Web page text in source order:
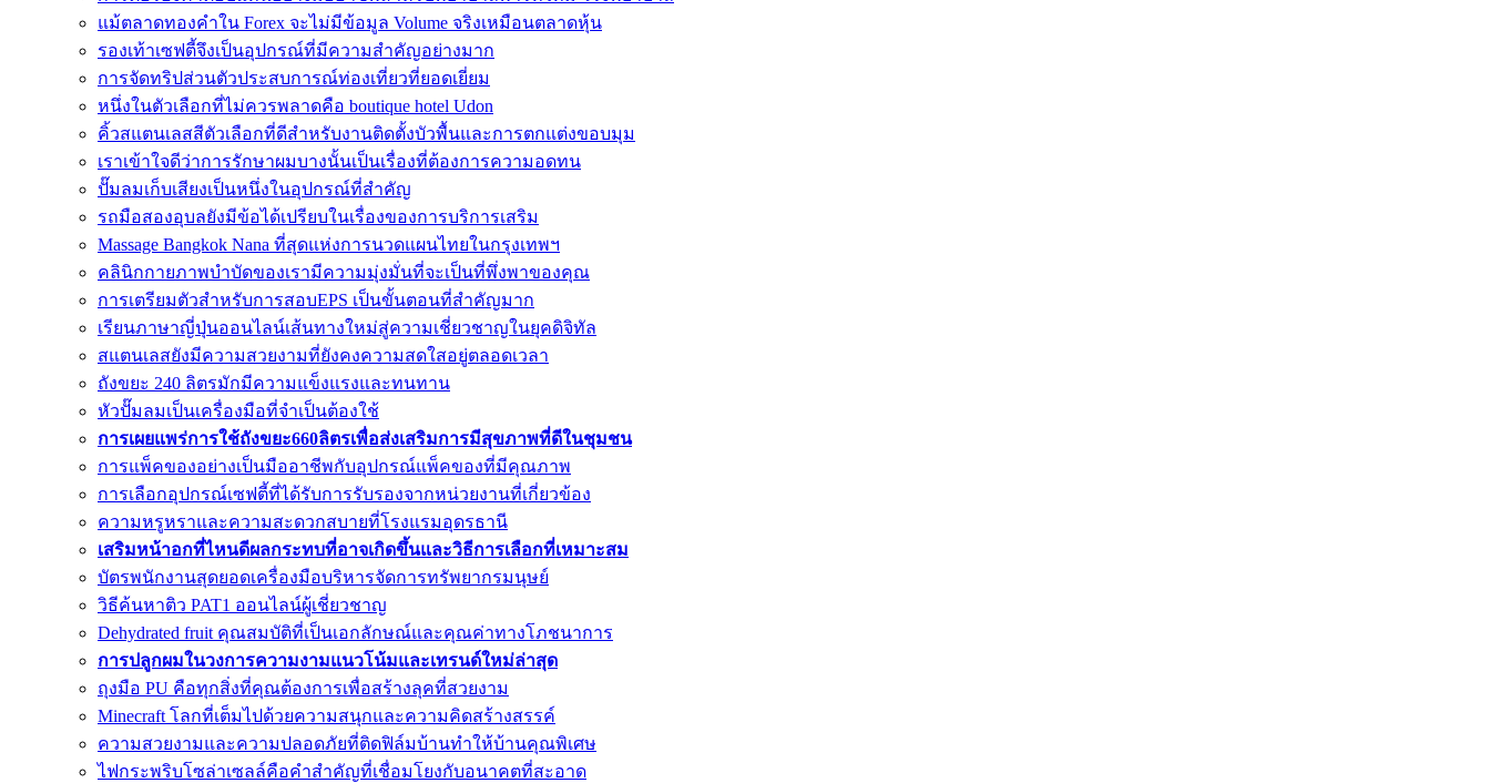
แม้ตลาดทองคำใน Forex จะไม่มีข้อมูล Volume จริงเหมือนตลาดหุ้น
รองเท้าเซฟตี้จึงเป็นอุปกรณ์ที่มีความสำคัญอย่างมาก
การจัดทริปส่วนตัวประสบการณ์ท่องเที่ยวที่ยอดเยี่ยม
หนึ่งในตัวเลือกที่ไม่ควรพลาดคือ boutique hotel Udon
คิ้วสแตนเลสสีตัวเลือกที่ดีสำหรับงานติดตั้งบัวพื้นและการตกแต่งขอบมุม
เราเข้าใจดีว่าการรักษาผมบางนั้นเป็นเรื่องที่ต้องการความอดทน
ปั๊มลมเก็บเสียงเป็นหนึ่งในอุปกรณ์ที่สำคัญ
รถมือสองอุบลยังมีข้อได้เปรียบในเรื่องของการบริการเสริม
Massage Bangkok Nana ที่สุดแห่งการนวดแผนไทยในกรุงเทพฯ
คลินิกกายภาพบำบัดของเรามีความมุ่งมั่นที่จะเป็นที่พึ่งพาของคุณ
การเตรียมตัวสำหรับการสอบEPS เป็นขั้นตอนที่สำคัญมาก
เรียนภาษาญี่ปุ่นออนไลน์เส้นทางใหม่สู่ความเชี่ยวชาญในยุคดิจิทัล
สแตนเลสยังมีความสวยงามที่ยังคงความสดใสอยู่ตลอดเวลา
ถังขยะ 240 ลิตรมักมีความแข็งแรงและทนทาน
หัวปั๊มลมเป็นเครื่องมือที่จำเป็นต้องใช้
การเผยแพร่การใช้ถังขยะ660ลิตรเพื่อส่งเสริมการมีสุขภาพที่ดีในชุมชน
การแพ็คของอย่างเป็นมืออาชีพกับอุปกรณ์แพ็คของที่มีคุณภาพ
การเลือกอุปกรณ์เซฟตี้ที่ได้รับการรับรองจากหน่วยงานที่เกี่ยวข้อง
ความหรูหราและความสะดวกสบายที่โรงแรมอุดรธานี
เสริมหน้าอกที่ไหนดีผลกระทบที่อาจเกิดขึ้นและวิธีการเลือกที่เหมาะสม
บัตรพนักงานสุดยอดเครื่องมือบริหารจัดการทรัพยากรมนุษย์
วิธีค้นหาติว PAT1 ออนไลน์ผู้เชี่ยวชาญ
Dehydrated fruit คุณสมบัติที่เป็นเอกลักษณ์และคุณค่าทางโภชนาการ
การปลูกผมในวงการความงามแนวโน้มและเทรนด์ใหม่ล่าสุด
ถุงมือ PU คือทุกสิ่งที่คุณต้องการเพื่อสร้างลุคที่สวยงาม
Minecraft โลกที่เต็มไปด้วยความสนุกและความคิดสร้างสรรค์
ความสวยงามและความปลอดภัยที่ติดฟิล์มบ้านทำให้บ้านคุณพิเศษ
ไฟกระพริบโซล่าเซลล์คือคำสำคัญที่เชื่อมโยงกับอนาคตที่สะอาด